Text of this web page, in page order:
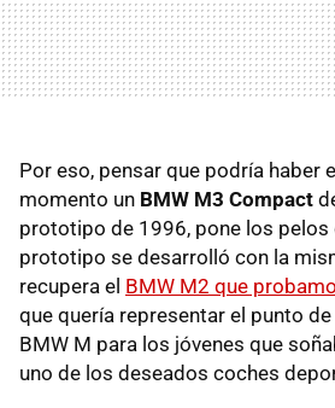
Por eso, pensar que podría haber
momento un BMW M3 Compact
prototipo de 1996, pone los pelos
prototipo se desarrolló con la
recupera el BMW M2 que
que quería representar el punto
BMW M para los jóvenes que
uno de los deseados coches